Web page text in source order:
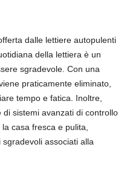
dalle lettiere autopulenti
della lettiera è un
sgradevole. Con una
praticamente eliminato,
tempo e fatica. Inoltre,
sistemi avanzati di controllo
casa fresca e pulita,
associati alla